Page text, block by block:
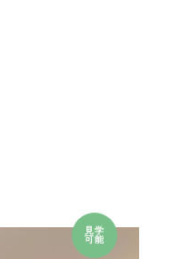
見学
可能